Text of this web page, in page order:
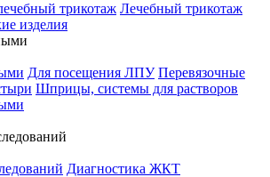
трикотаж Лечебный трикотаж
изделия
Для посещения ЛПУ Перевязочные
Шприцы, системы для растворов
Диагностика ЖКТ